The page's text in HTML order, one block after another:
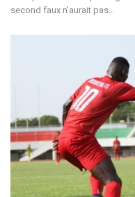
second faux n’aurait pas…